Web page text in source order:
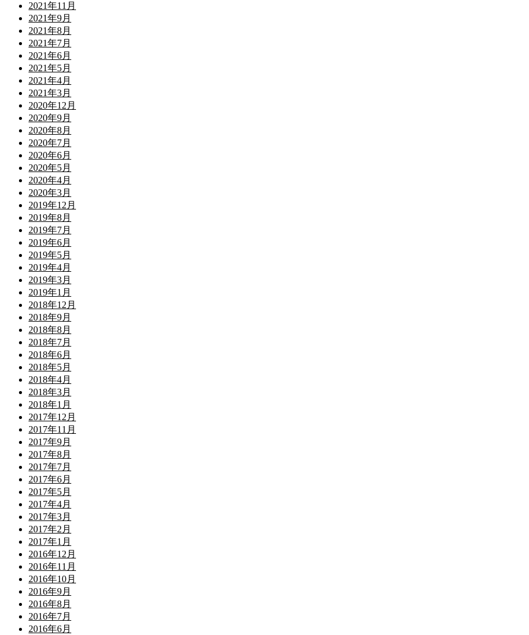
2021年11月
2021年9月
2021年8月
2021年7月
2021年6月
2021年5月
2021年4月
2021年3月
2020年12月
2020年9月
2020年8月
2020年7月
2020年6月
2020年5月
2020年4月
2020年3月
2019年12月
2019年8月
2019年7月
2019年6月
2019年5月
2019年4月
2019年3月
2019年1月
2018年12月
2018年9月
2018年8月
2018年7月
2018年6月
2018年5月
2018年4月
2018年3月
2018年1月
2017年12月
2017年11月
2017年9月
2017年8月
2017年7月
2017年6月
2017年5月
2017年4月
2017年3月
2017年2月
2017年1月
2016年12月
2016年11月
2016年10月
2016年9月
2016年8月
2016年7月
2016年6月